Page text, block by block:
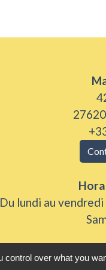
Du lundi au
over what you